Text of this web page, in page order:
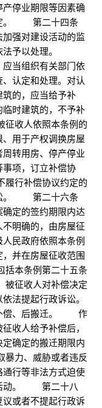
停业期限等因素确
定。 第二十四条
强对建设活动的监
依法予以处理。
当组织有关部门依
认定和处理。对认
的，应当给予补
时建筑的，不予补
收人依照本条例的
用于产权调换房屋
转用房、停产停业
项，订立补偿协
行补偿协议约定的
讼。 第二十六条
定的签约期限内达
明确的，由房屋征
民政府依照本条例
并在房屋征收范围
本条例第二十五条
征收人对补偿决定
法提起行政诉讼。
偿、后搬迁。 作
收人给予补偿后，
确定的搬迁期限内
力、威胁或者违反
行等非法方式迫使
活动。 第二十八
或者不提起行政诉